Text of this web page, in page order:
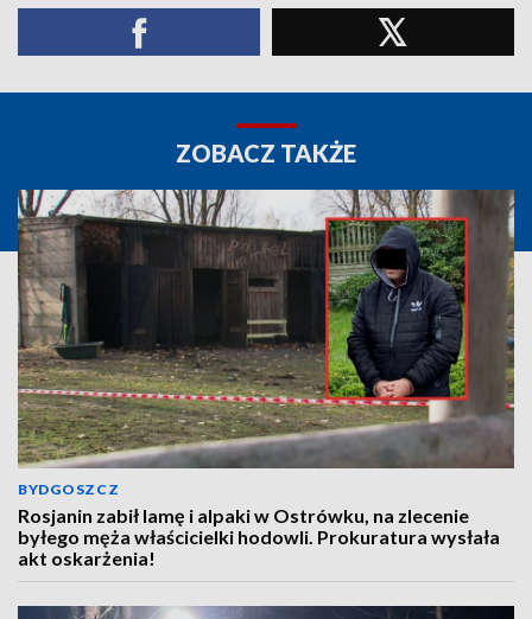
ZOBACZ TAKŻE
BYDGOSZCZ
Rosjanin zabił lamę i alpaki w Ostrówku, na zlecenie
byłego męża właścicielki hodowli. Prokuratura wysłała
akt oskarżenia!